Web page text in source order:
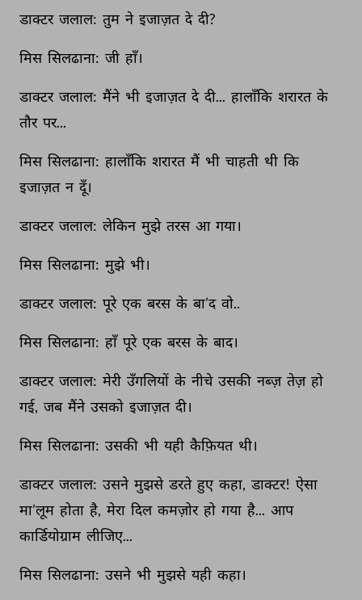
डाक्टर जलाल: तुम ने इजाज़त दे दी?
मिस सिलढाना: जी हाँ।
डाक्टर जलाल: मैंने भी इजाज़त दे दी... हालाँकि शरारत के
तौर पर...
मिस सिलढाना: हालाँकि शरारत मैं भी चाहती थी कि
इजाज़त न दूँ।
डाक्टर जलाल: लेकिन मुझे तरस आ गया।
मिस सिलढाना: मुझे भी।
डाक्टर जलाल: पूरे एक बरस के बा’द वो..
मिस सिलढाना: हाँ पूरे एक बरस के बाद।
डाक्टर जलाल: मेरी उँगलियों के नीचे उसकी नब्ज़ तेज़ हो
गई, जब मैंने उसको इजाज़त दी।
मिस सिलढाना: उसकी भी यही कैफ़ियत थी।
डाक्टर जलाल: उसने मुझसे डरते हुए कहा, डाक्टर! ऐसा
मा’लूम होता है, मेरा दिल कमज़ोर हो गया है... आप
कार्डियोग्राम लीजिए...
मिस सिलढाना: उसने भी मुझसे यही कहा।